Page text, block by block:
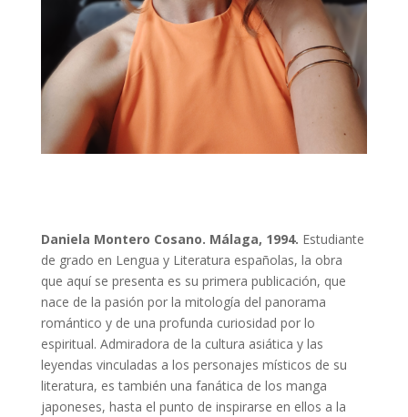
Daniela Montero Cosano. Málaga, 1994. Estudiante
de grado en Lengua y Literatura españolas, la obra
que aquí se presenta es su primera publicación, que
nace de la pasión por la mitología del panorama
romántico y de una profunda curiosidad por lo
espiritual. Admiradora de la cultura asiática y las
leyendas vinculadas a los personajes místicos de su
literatura, es también una fanática de los manga
japoneses, hasta el punto de inspirarse en ellos a la